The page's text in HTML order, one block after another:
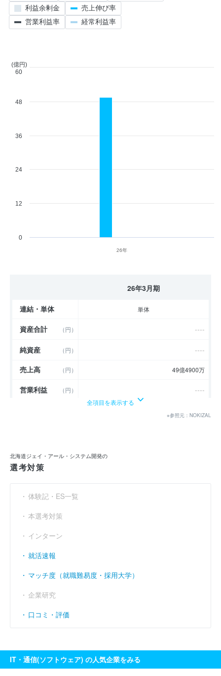
26年
0
12
24
36
48
(億円)
60
利益余剰金
売上伸び率
営業利益率
経常利益率
26年3月期
連結・単体 単体
資産合計 （円） ----
純資産 （円）
----
売上高
（円） 49億4900万
営業利益 （円） ----
利益余剰金
売上伸び率
営業利益率 （％）
経常利益率 （％）
全項目を表示する
※参照元：NOKIZAL
北海道ジェイ・アール・システム開発の
選考対策
体験記・ES一覧
本選考対策
インターン
就活速報
マッチ度（就職難易度・採用大学）
企業研究
口コミ・評価
IT・通信(ソフトウェア) の人気企業をみる